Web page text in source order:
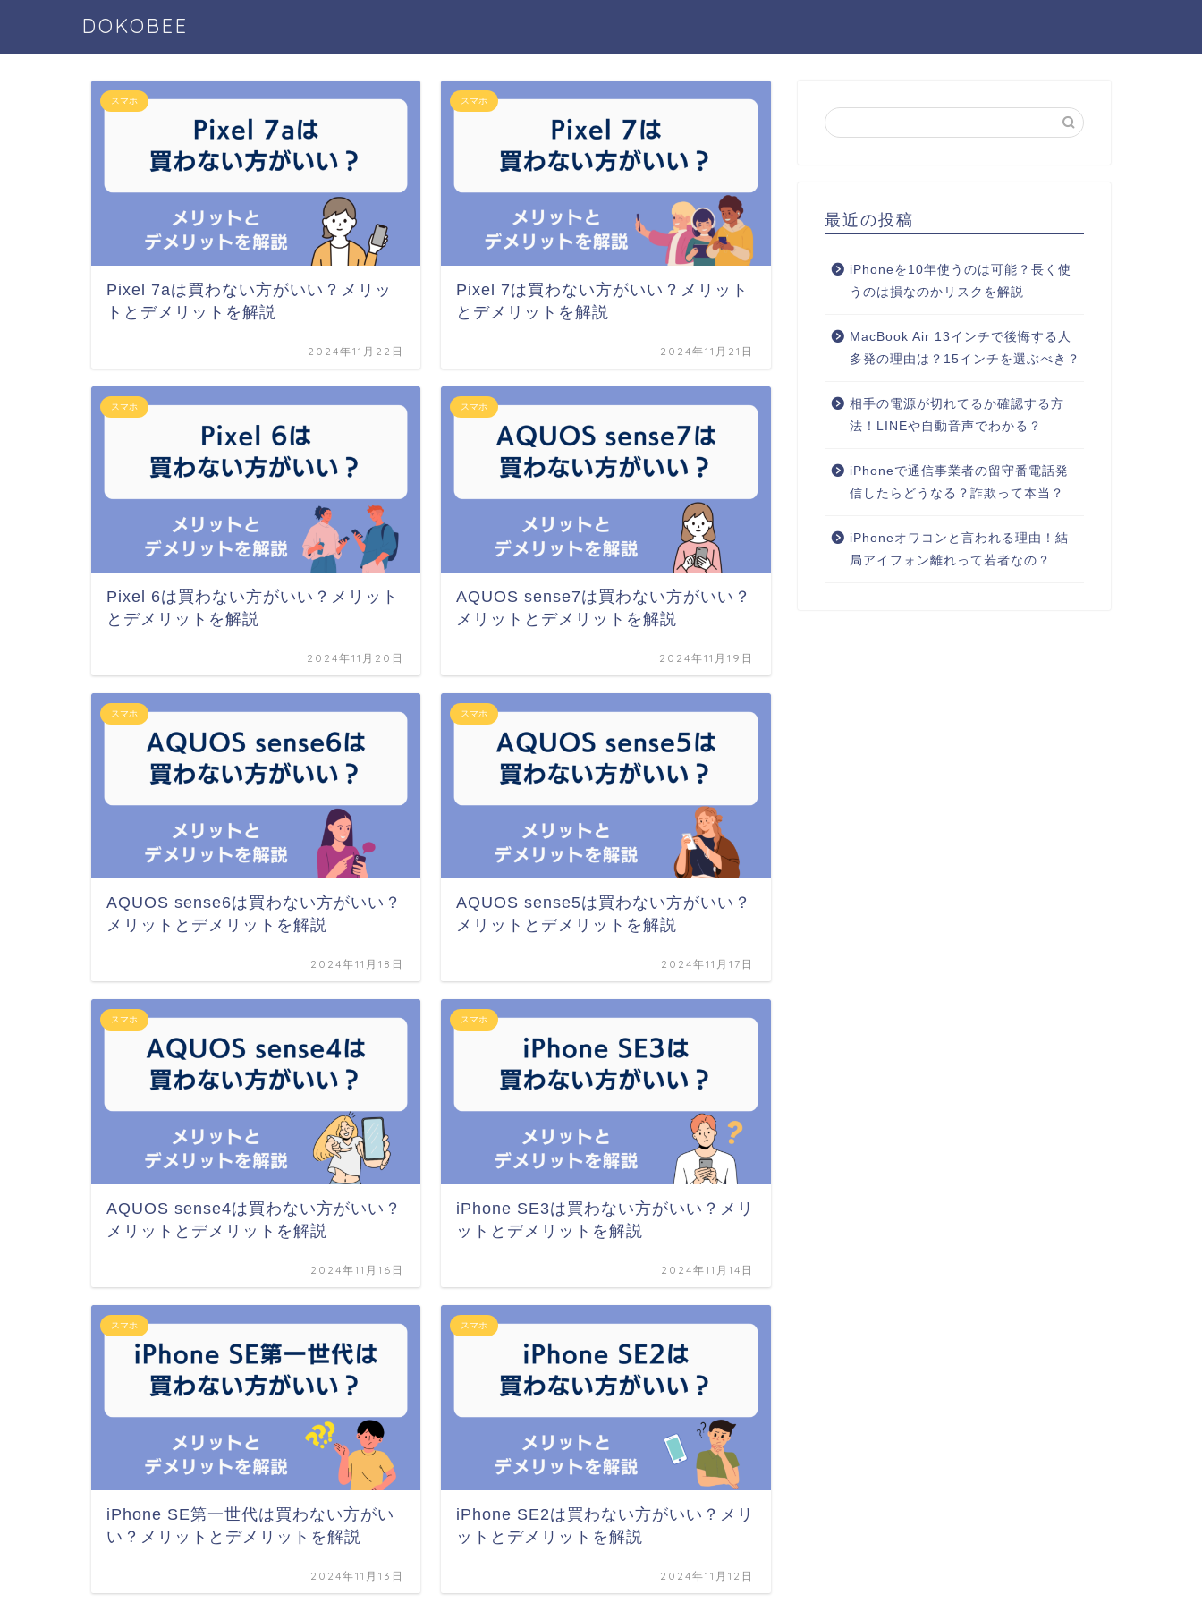
DOKOBEE
スマホ
Pixel 7aは買わない方がいい？メリッ
トとデメリットを解説
2024年11月22日
スマホ
Pixel 7は買わない方がいい？メリット
とデメリットを解説
2024年11月21日
スマホ
Pixel 6は買わない方がいい？メリット
とデメリットを解説
2024年11月20日
スマホ
AQUOS sense7は買わない方がいい？
メリットとデメリットを解説
2024年11月19日
スマホ
AQUOS sense6は買わない方がいい？
メリットとデメリットを解説
2024年11月18日
スマホ
AQUOS sense5は買わない方がいい？
メリットとデメリットを解説
2024年11月17日
スマホ
AQUOS sense4は買わない方がいい？
メリットとデメリットを解説
2024年11月16日
スマホ
iPhone SE3は買わない方がいい？メリ
ットとデメリットを解説
2024年11月14日
スマホ
iPhone SE第一世代は買わない方がい
い？メリットとデメリットを解説
2024年11月13日
スマホ
iPhone SE2は買わない方がいい？メリ
ットとデメリットを解説
2024年11月12日
最近の投稿
iPhoneを10年使うのは可能？長く使
うのは損なのかリスクを解説
MacBook Air 13インチで後悔する人
多発の理由は？15インチを選ぶべき？
相手の電源が切れてるか確認する方
法！LINEや自動音声でわかる？
iPhoneで通信事業者の留守番電話発
信したらどうなる？詐欺って本当？
iPhoneオワコンと言われる理由！結
局アイフォン離れって若者なの？